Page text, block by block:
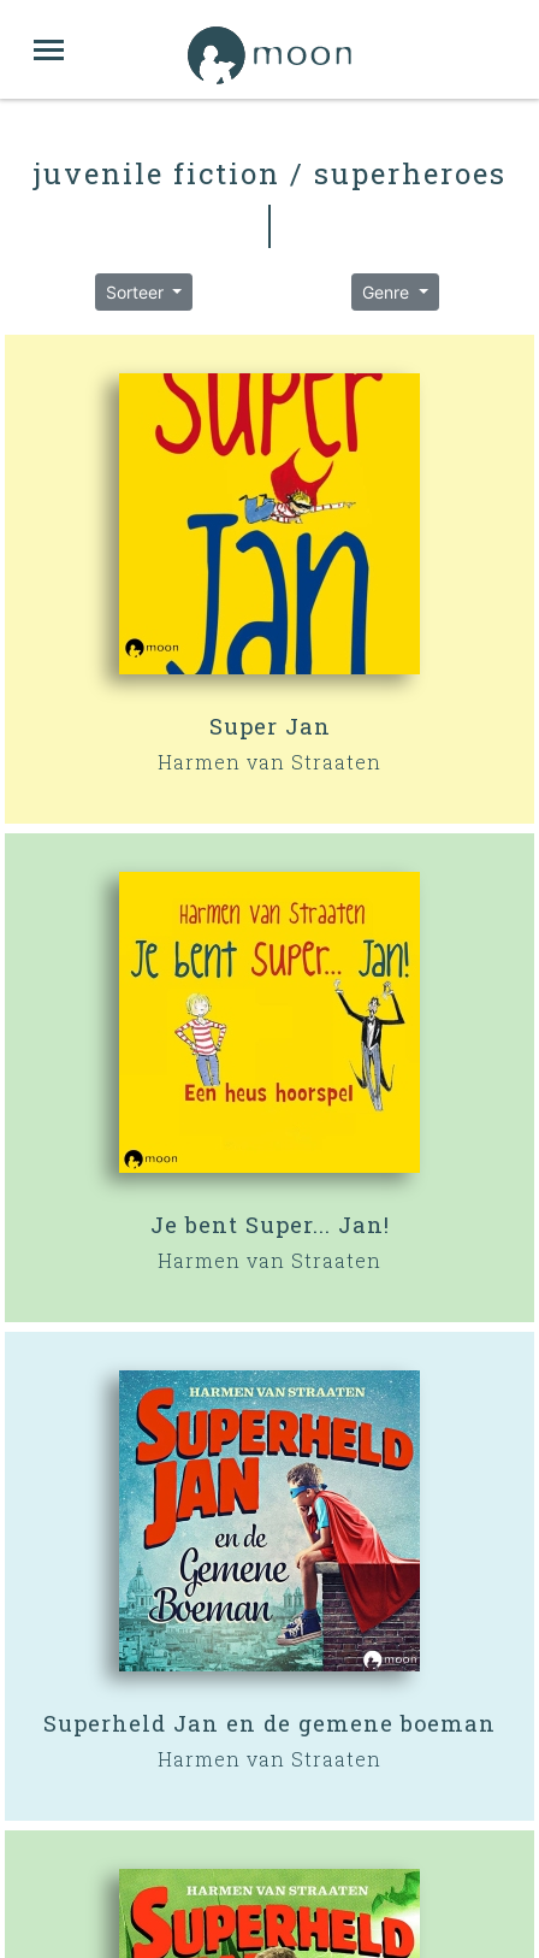
juvenile fiction / superheroes
Sorteer Genre
Super Jan
Harmen van Straaten
Je bent Super... Jan!
Harmen van Straaten
Superheld Jan en de gemene boeman
Harmen van Straaten